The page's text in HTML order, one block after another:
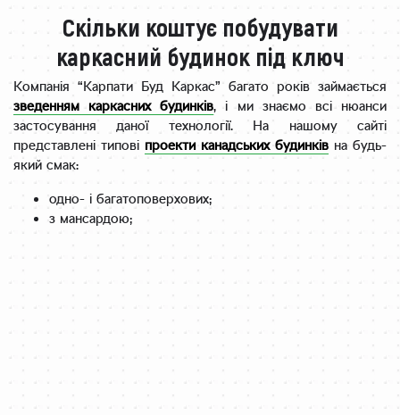
Скільки коштує побудувати
каркасний будинок під ключ
Компанія “Карпати Буд Каркас” багато років займається
зведенням каркасних будинків, і ми знаємо всі нюанси
застосування даної технології. На нашому сайті
представлені типові проекти канадських будинків на будь-
який смак:
одно- і багатоповерхових;
з мансардою;